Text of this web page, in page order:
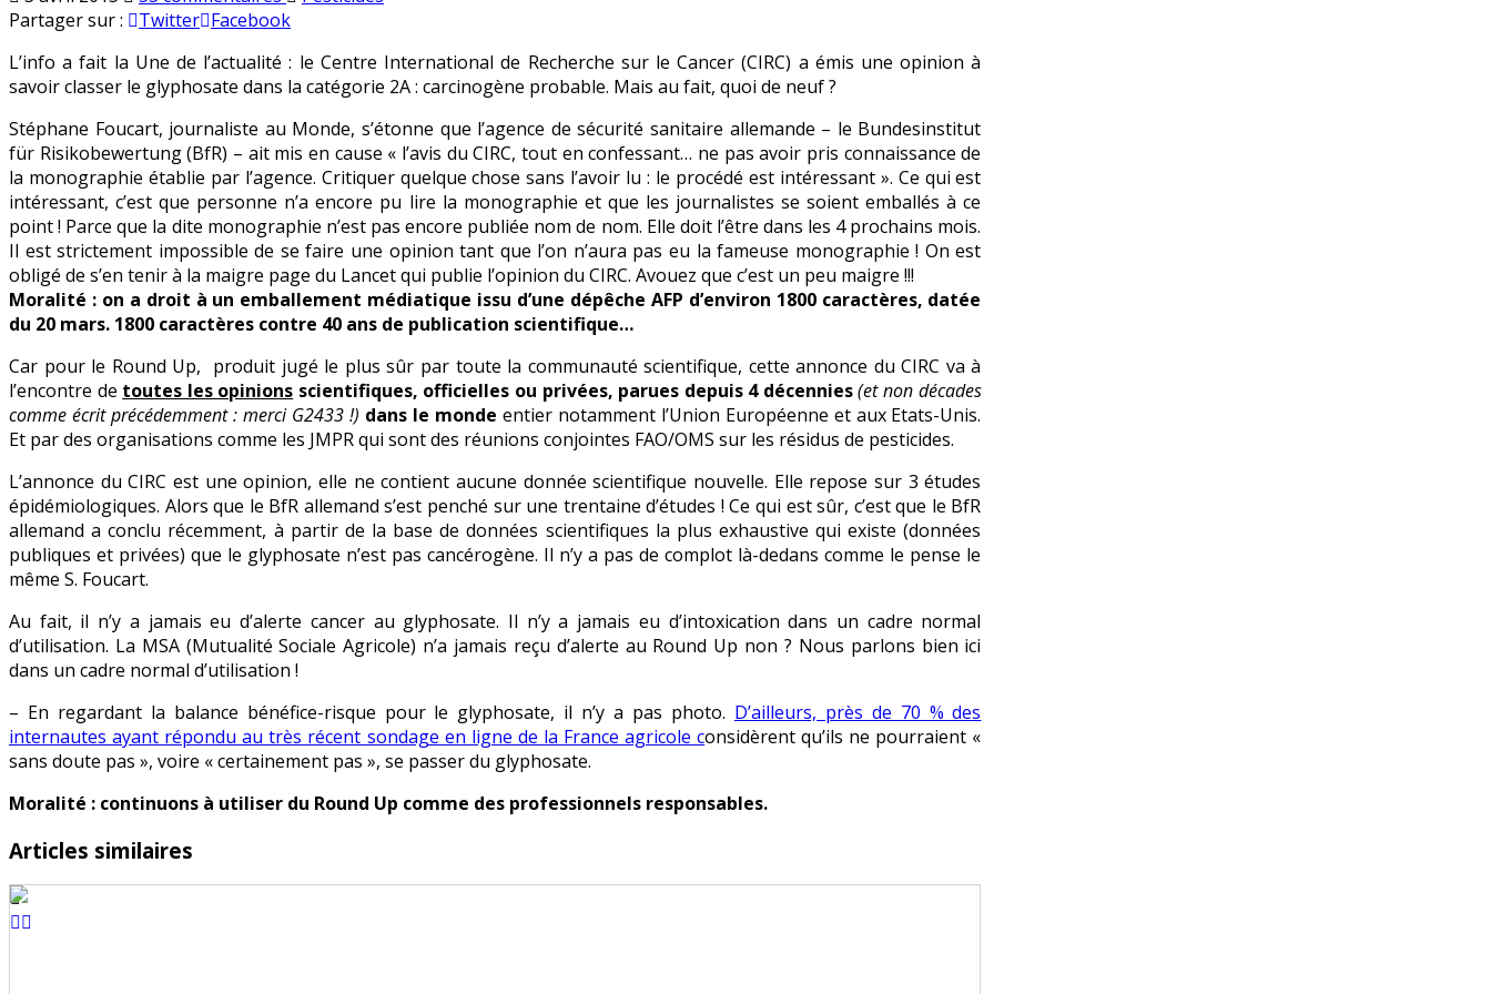
Glyphosate
toujours
sûr
et
fiable
!
Partager sur :
Twitter Facebook
L’info a fait la Une de l’actualité : le Centre International de Recherche sur le Cancer (CIRC) a émis une opinion à
savoir classer le glyphosate dans la catégorie 2A : carcinogène probable. Mais au fait, quoi de neuf ?
Stéphane Foucart, journaliste au Monde, s’étonne que l’agence de sécurité sanitaire allemande – le Bundesinstitut
für Risikobewertung (BfR) – ait mis en cause « l’avis du CIRC, tout en confessant… ne pas avoir pris connaissance de
la monographie établie par l’agence. Critiquer quelque chose sans l’avoir lu : le procédé est intéressant ». Ce qui est
intéressant, c’est que personne n’a encore pu lire la monographie et que les journalistes se soient emballés à ce
point ! Parce que la dite monographie n’est pas encore publiée nom de nom. Elle doit l’être dans les 4 prochains mois.
Il est strictement impossible de se faire une opinion tant que l’on n’aura pas eu la fameuse monographie ! On est
obligé de s’en tenir à la maigre page du Lancet qui publie l’opinion du CIRC. Avouez que c’est un peu maigre !!!
Moralité : on a droit à un emballement médiatique issu d’une dépêche AFP d’environ 1800 caractères, datée
du 20 mars. 1800 caractères contre 40 ans de publication scientifique…
Car pour le Round Up, produit jugé le plus sûr par toute la communauté scientifique, cette annonce du CIRC va à
l’encontre de toutes les opinions scientifiques, officielles ou privées, parues depuis 4 décennies(et non décades
comme écrit précédemment : merci G2433 !) dans le monde entier notamment l’Union Européenne et aux Etats-Unis.
Et par des organisations comme les JMPR qui sont des réunions conjointes FAO/OMS sur les résidus de pesticides.
L’annonce du CIRC est une opinion, elle ne contient aucune donnée scientifique nouvelle. Elle repose sur 3 études
épidémiologiques. Alors que le BfR allemand s’est penché sur une trentaine d’études ! Ce qui est sûr, c’est que le BfR
allemand a conclu récemment, à partir de la base de données scientifiques la plus exhaustive qui existe (données
publiques et privées) que le glyphosate n’est pas cancérogène. Il n’y a pas de complot là-dedans comme le pense le
même S. Foucart.
Au fait, il n’y a jamais eu d’alerte cancer au glyphosate. Il n’y a jamais eu d’intoxication dans un cadre normal
d’utilisation. La MSA (Mutualité Sociale Agricole) n’a jamais reçu d’alerte au Round Up non ? Nous parlons bien ici
dans un cadre normal d’utilisation !
– En regardant la balance bénéfice-risque pour le glyphosate, il n’y a pas photo. D’ailleurs, près de 70 % des
internautes ayant répondu au très récent sondage en ligne de la France agricole considèrent qu’ils ne pourraient «
sans doute pas », voire « certainement pas », se passer du glyphosate.
Moralité : continuons à utiliser du Round Up comme des professionnels responsables.
Articles similaires